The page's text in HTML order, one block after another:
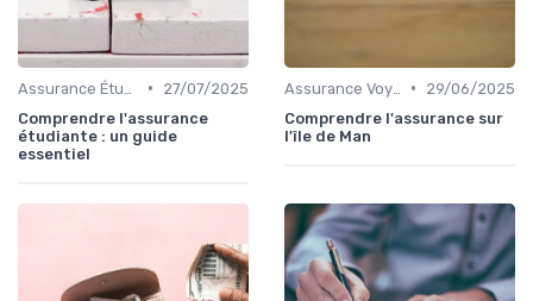
•
27/07/2025
Comprendre l'assurance
étudiante : un guide
essentiel
•
29/06/2025
Comprendre l'assurance sur
l'île de Man